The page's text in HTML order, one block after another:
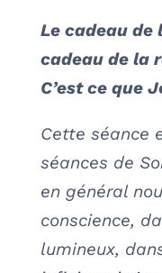
Le cadeau de
cadeau de la
C’est ce que
Cette séance
séances de
en général
conscience,
lumineux,